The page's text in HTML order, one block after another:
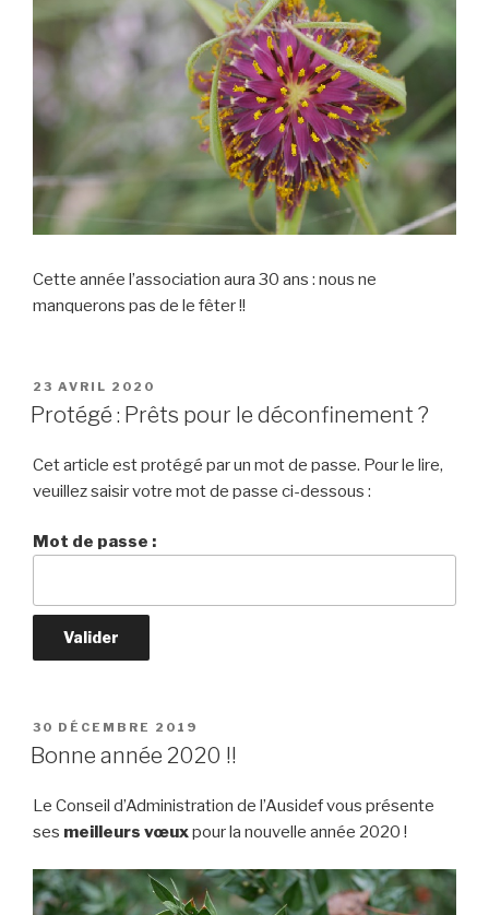
Cette année l’association aura 30 ans : nous ne
manquerons pas de le fêter !!
PUBLIÉ
LE
23 AVRIL 2020
Protégé : Prêts pour le déconfinement ?
Cet article est protégé par un mot de passe. Pour le lire,
veuillez saisir votre mot de passe ci-dessous :
Mot de passe :
PUBLIÉ
LE
30 DÉCEMBRE 2019
Bonne année 2020 !!
Le Conseil d’Administration de l’Ausidef vous présente
ses meilleurs vœuxpour la nouvelle année 2020 !